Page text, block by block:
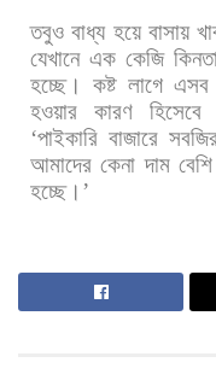
তবুও বাধ্য হয়ে বাসায়
যেখানে এক কেজি
হচ্ছে।
কষ্ট লাগে এসব
হওয়ার
কারণ হিসেবে
‘পাইকারি বাজারে
আমাদের কেনা দাম বেশি
হচ্ছে। ’